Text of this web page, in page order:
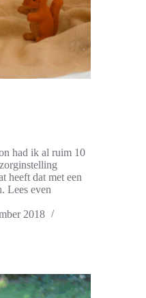
had ik al ruim 10
heeft dat met een
Lees even
2018